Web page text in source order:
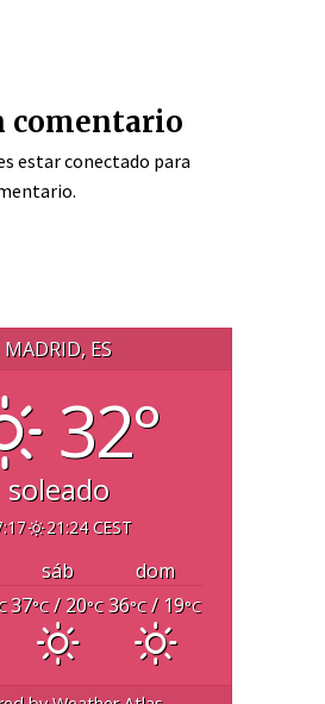
comentario
estarconectado para
MADRID, ES
32°
soleado
21:24 CEST
sáb
dom
37°C/ 20°C 36°C/ 19°C